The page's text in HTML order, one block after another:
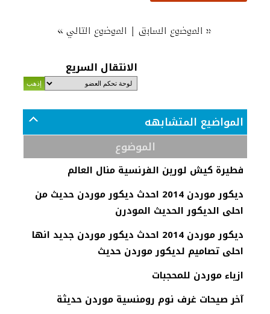
« الموضوع السابق| الموضوع التالي»
الانتقال السريع
المواضيع المتشابهه
الموضوع
فطيرة كيش لورين الفرنسية منال العالم
ديكور موردن 2014 احدث ديكور موردن حديث من
احلى الديكور الحديث المودرن
ديكور موردن 2014 احدث ديكور موردن جديد انها
احلى تصاميم لديكور موردن حديث
ازياء موردن للمحجبات
آخر صيحات غرف نوم رومنسية موردن حديثة